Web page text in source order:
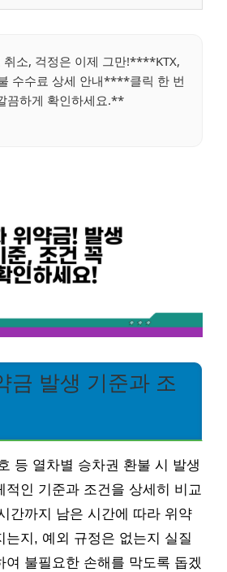
소, 걱정은 이제 그만!****KTX,
수수료 상세 안내****클릭 한 번
끔하게 확인하세요.**
금 발생 기준과 조
등 열차별 승차권 환불 시 발생
적인 기준과 조건을 상세히 비교
간까지 남은 시간에 따라 위약
는지, 예외 규정은 없는지 실질
여 불필요한 손해를 막도록 돕겠